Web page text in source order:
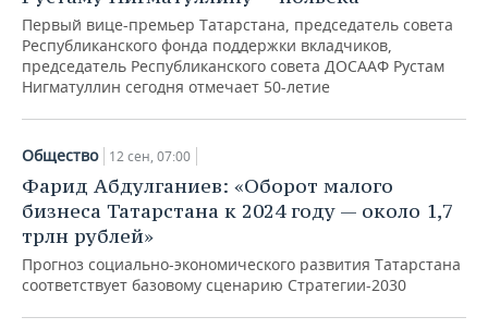
Первый вице-премьер Татарстана, председатель совета
Республиканского фонда поддержки вкладчиков,
председатель Республиканского совета ДОСААФ Рустам
Нигматуллин сегодня отмечает 50-летие
Общество 12 сен, 07:00
Фарид Абдулганиев: «Оборот малого
бизнеса Татарстана к 2024 году — около 1,7
трлн рублей»
Прогноз социально-экономического развития Татарстана
соответствует базовому сценарию Стратегии-2030